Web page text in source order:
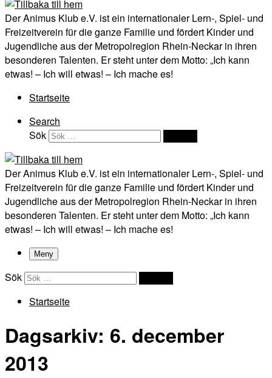
Der Animus Klub e.V. ist ein internationaler Lern-, Spiel- und
Freizeitverein für die ganze Familie und fördert Kinder und
Jugendliche aus der Metropolregion Rhein-Neckar in ihren
besonderen Talenten. Er steht unter dem Motto: „Ich kann
etwas! – Ich will etwas! – Ich mache es!
Startseite
Search
Sök
Der Animus Klub e.V. ist ein internationaler Lern-, Spiel- und
Freizeitverein für die ganze Familie und fördert Kinder und
Jugendliche aus der Metropolregion Rhein-Neckar in ihren
besonderen Talenten. Er steht unter dem Motto: „Ich kann
etwas! – Ich will etwas! – Ich mache es!
Meny
Sök
Startseite
Dagsarkiv: 6. december
2013